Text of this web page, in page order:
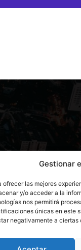
Gestionar
ofrecer las mejores
y/o acceder a la
nos permitirá
únicas en este
negativamente a